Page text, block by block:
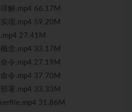
解.mp4 66.17M
现.mp4 59.20M
27.41M
念.mp4 33.17M
令.mp4 27.19M
令.mp4 37.70M
署.mp4 33.33M
31.86M